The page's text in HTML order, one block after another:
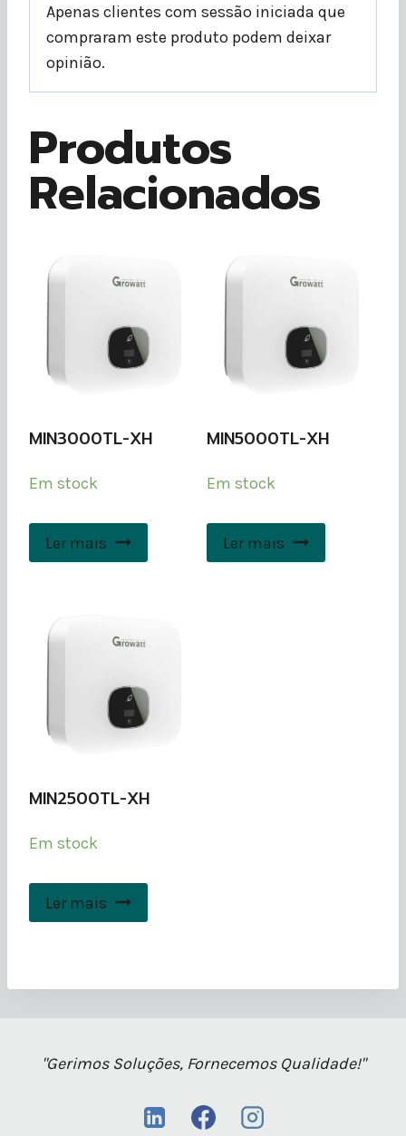
Apenas clientes com sessão iniciada que
compraram este produto podem deixar
opinião.
Produtos
Relacionados
MIN3000TL-XH
Em stock
Ler mais
MIN5000TL-XH
Em stock
Ler mais
MIN2500TL-XH
Em stock
Ler mais
"Gerimos Soluções, Fornecemos Qualidade!"